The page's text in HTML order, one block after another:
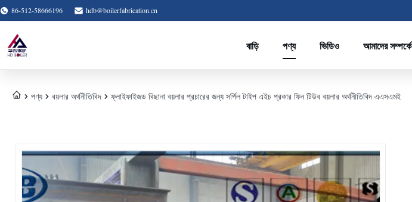
86-512-58666196 hdb@boilerfabrication.cn
বাড়ি পণ্য ভিডিও আমাদের সম্পর্কে
পণ্য বয়লার অর্থনীতিবিদ ফ্লাইফাইজড বিছানা বয়লার প্রচারের জন্য সর্পিল টাইপ এইচ প্রকার ফিন টিউব বয়লার অর্থনীতিবিদ এএসএমই